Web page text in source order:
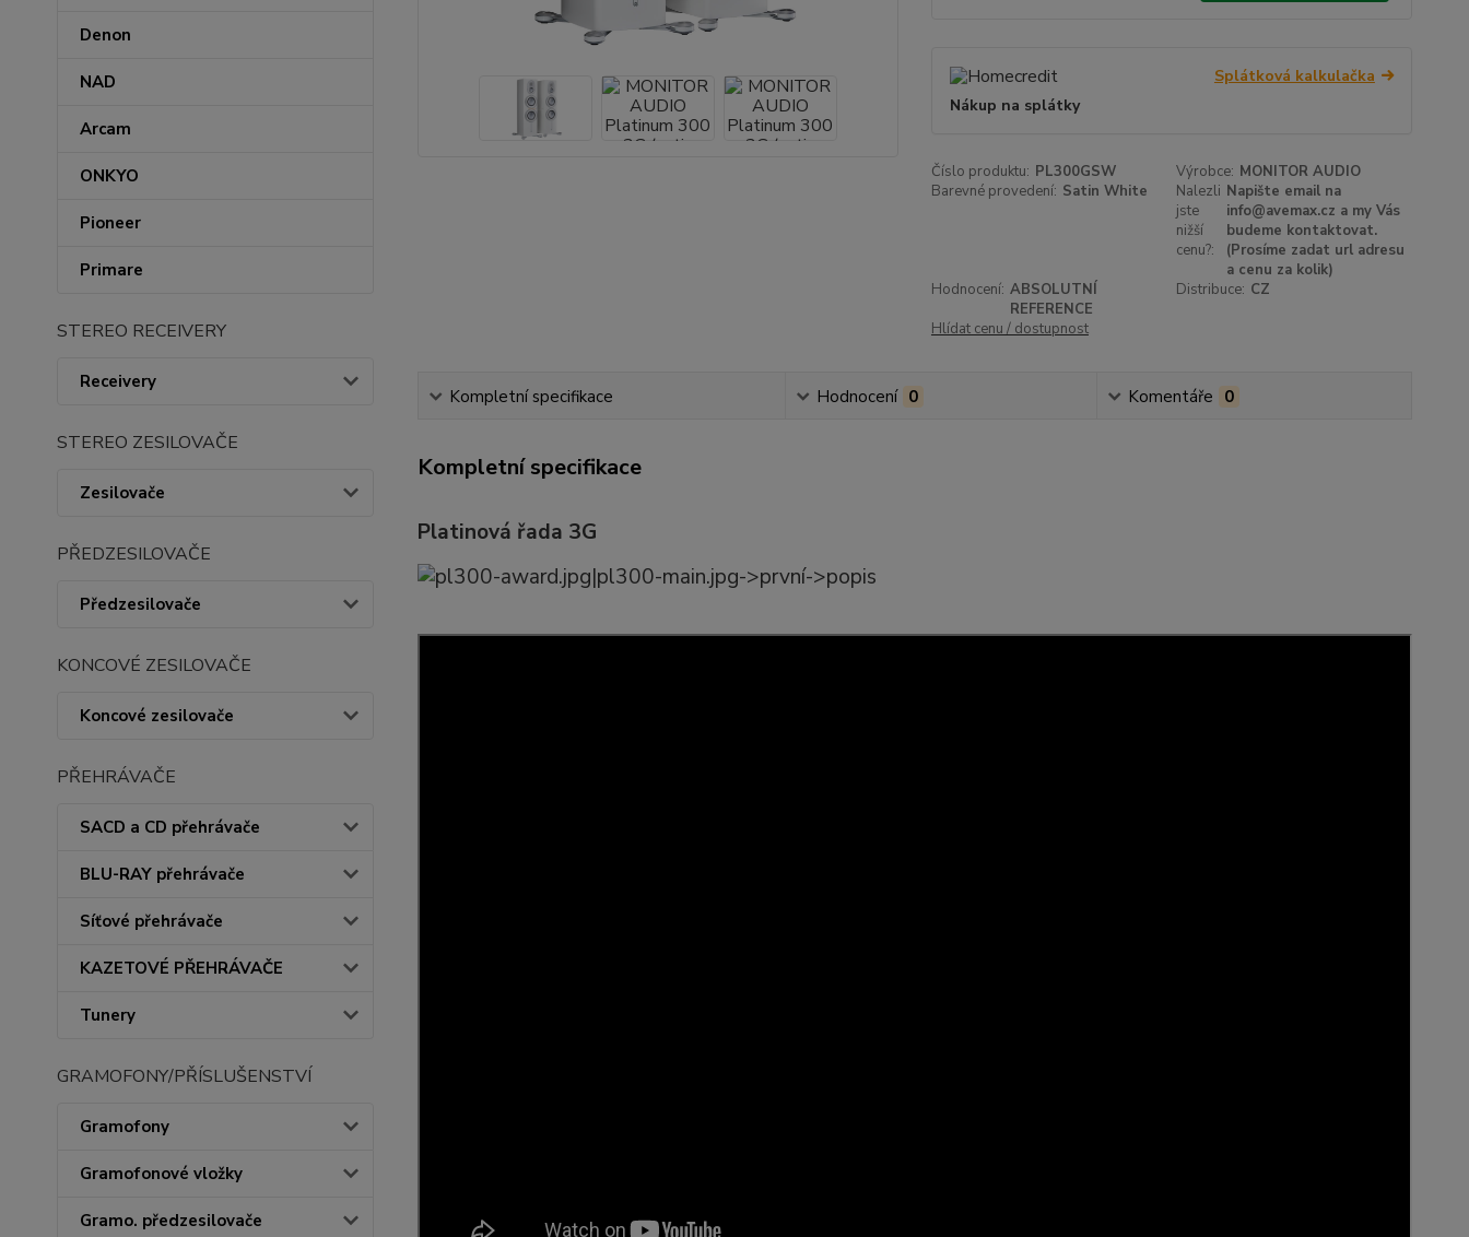
Denon
NAD
Arcam
ONKYO
Pioneer
Primare
STEREO RECEIVERY
Receivery
STEREO ZESILOVAČE
Zesilovače
PŘEDZESILOVAČE
Předzesilovače
KONCOVÉ ZESILOVAČE
Koncové zesilovače
PŘEHRÁVAČE
SACD a CD přehrávače
BLU-RAY přehrávače
Síťové přehrávače
KAZETOVÉ PŘEHRÁVAČE
Tunery
GRAMOFONY/PŘÍSLUŠENSTVÍ
Gramofony
Gramofonové vložky
Gramo. předzesilovače
Splátková kalkulačka
Nákup na splátky
Číslo produktu: PL300GSW Výrobce: MONITOR AUDIO
Barevné provedení: Satin White
Nalezli
jste
nižší
cenu?:
Napište email na
info@avemax.cz a my Vás
budeme kontaktovat.
(Prosíme zadat url adresu
a cenu za kolik)
Hodnocení: ABSOLUTNÍ
REFERENCE
Distribuce: CZ
Hlídat cenu / dostupnost
Kompletní specifikace Hodnocení 0 Komentáře 0
Kompletní specifikace
Platinová řada 3G